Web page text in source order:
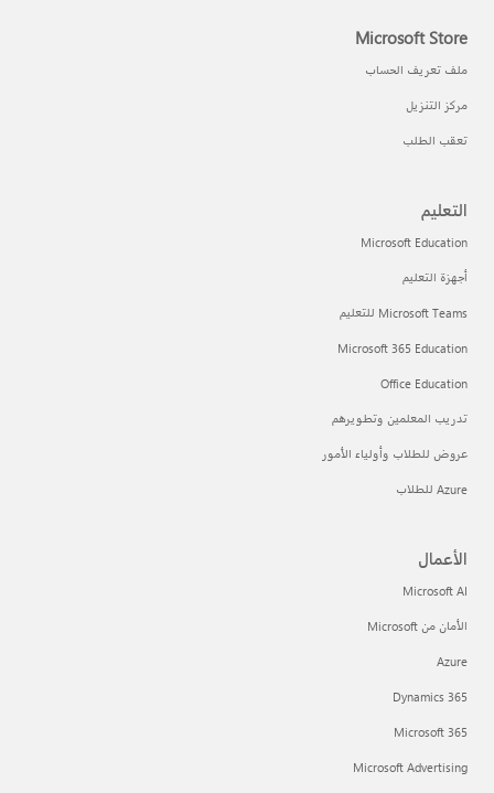
Microsoft Store
ملف تعريف الحساب
مركز التنزيل
تعقب الطلب
التعليم
Microsoft Education
أجهزة التعليم
Microsoft Teams للتعليم
Microsoft 365 Education
Office Education
تدريب المعلمين وتطويرهم
عروض للطلاب وأولياء الأمور
Azure للطلاب
الأعمال
Microsoft AI
الأمان من Microsoft
Azure
Dynamics 365
Microsoft 365
Microsoft Advertising